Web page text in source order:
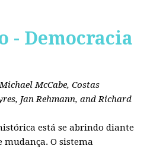
- Democracia
McCabe, Costas
Jan Rehmann, and Richard
está se abrindo diante
mudança. O sistema